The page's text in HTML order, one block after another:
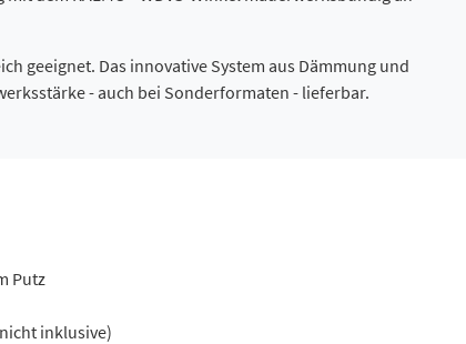
geeignet. Das innovative System aus Dämmung und
- auch bei Sonderformaten - lieferbar.
Putz
inklusive)